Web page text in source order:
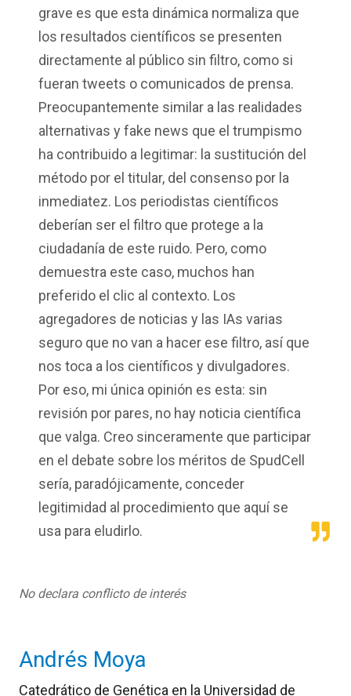
grave es que esta dinámica normaliza que
los resultados científicos se presenten
directamente al público sin filtro, como si
fueran tweets o comunicados de prensa.
Preocupantemente similar a las realidades
alternativas y fake news que el trumpismo
ha contribuido a legitimar: la sustitución del
método por el titular, del consenso por la
inmediatez. Los periodistas científicos
deberían ser el filtro que protege a la
ciudadanía de este ruido. Pero, como
demuestra este caso, muchos han
preferido el clic al contexto. Los
agregadores de noticias y las IAs varias
seguro que no van a hacer ese filtro, así que
nos toca a los científicos y divulgadores.
Por eso, mi única opinión es esta: sin
revisión por pares, no hay noticia científica
que valga. Creo sinceramente que participar
en el debate sobre los méritos de SpudCell
sería, paradójicamente, conceder
legitimidad al procedimiento que aquí se
usa para eludirlo.
No declara conflicto de interés
Andrés Moya
Catedrático de Genética en la Universidad de